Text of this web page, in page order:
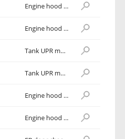
Engine hood air spring mounting bracket RH
Engine hood air spring mounting bracket assy RH
Tank UPR mounting bracket RH
Tank UPR mounting bracket LH
Engine hood air spring mounting bracket assy LH
Engine hood air spring mounting bracket LH